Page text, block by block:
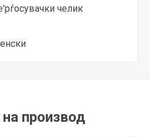
челик
производ